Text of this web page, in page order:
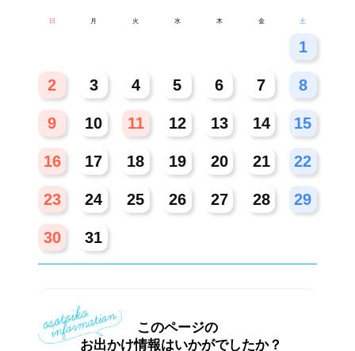
日 月 火 水 木 金 土
1
2 3 4 5 6 7 8
9 10 11 12 13 14 15
16 17 18 19 20 21 22
23 24 25 26 27 28 29
30 31
このページの
お出かけ情報はいかがでしたか？